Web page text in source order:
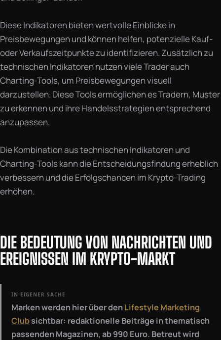
Diese Indikatoren bieten wertvolle Einblicke in
Preisbewegungen und können helfen, potenzielle Kauf-
oder Verkaufszeitpunkte zu identifizieren. Zusätzlich zu
technischen Indikatoren nutzen viele Trader auch
Charting-Tools, um Preisbewegungen visuell
darzustellen. Diese Tools ermöglichen es Tradern, Muster
zu erkennen und ihre Handelsstrategien entsprechend
anzupassen.
Die Kombination aus technischen Indikatoren und
Charting-Tools kann die Entscheidungsfindung erheblich
verbessern und die Erfolgschancen im Krypto-Trading
erhöhen.
DIE BEDEUTUNG VON NACHRICHTEN UND
EREIGNISSEN IM KRYPTO-MARKT
IN EIGENER SACHE
Marken werden hier über denLifestyle Marketing
Clubsichtbar: redaktionelle Beiträge in thematisch
passenden Magazinen, ab 990 Euro. Betreut wird